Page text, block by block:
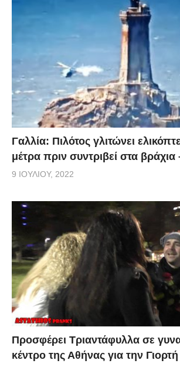
Γαλλία: Πιλότος γλιτώνει
μέτρα πριν συντριβεί στα βράχια
9 ΙΟΥΛΊΟΥ, 2022
Προσφέρει Τριαντάφυλλα σε
κέντρο της Αθήνας για την